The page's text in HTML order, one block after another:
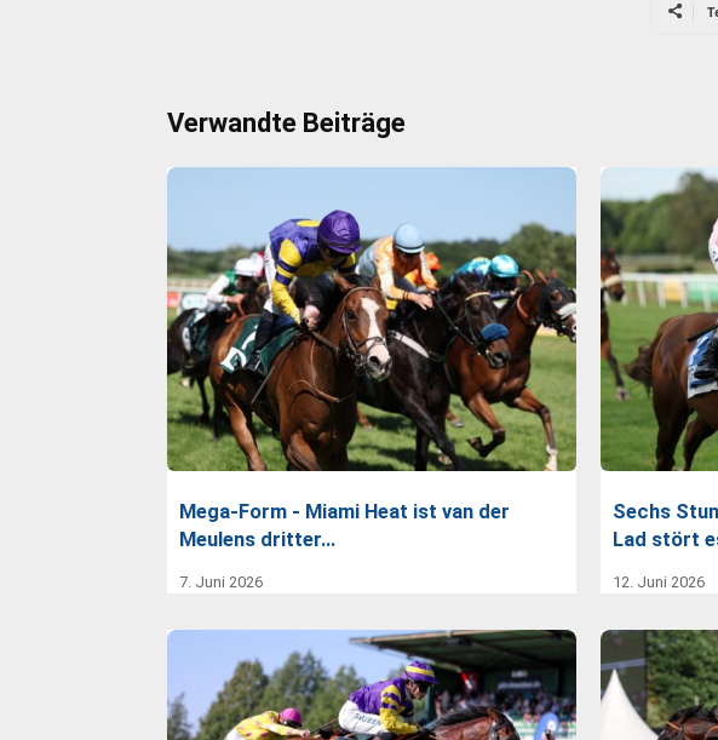
Verwandte Beiträge
Mega-Form - Miami Heat ist van der
Meulens dritter…
7. Juni 2026
Sechs
Lad stört
12. Juni 2026